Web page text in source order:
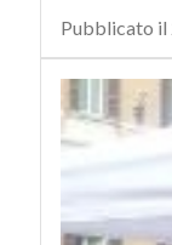
Pubblicato il